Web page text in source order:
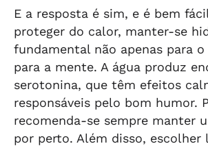
E a resposta é sim, e é bem
proteger do calor, manter-se
fundamental não apenas para
para a mente. A água produz
serotonina, que têm efeitos
responsáveis pelo bom humor.
recomenda-se sempre manter
por perto. Além disso, escolher